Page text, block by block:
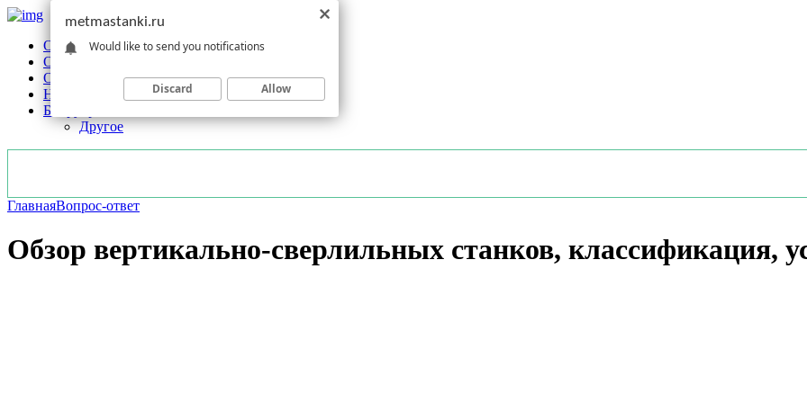
Обзоры станков
Оборудование
Обработка
Новости отрасли
Без рубрики
Другое
ГлавнаяВопрос-ответ
Обзор вертикально-сверлильных станков, классификация,
metmastanki.ru
Would like to send you notifications
Discard Allow